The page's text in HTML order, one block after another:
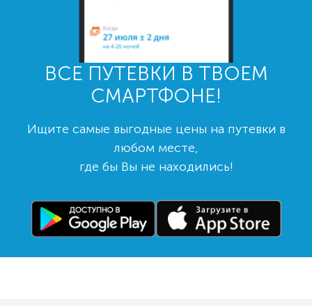
ВСЕ ПУТЕВКИ В ТВОЕМ
СМАРТФОНЕ!
Ищите самые выгодные цены на путевки в
любом месте,
где бы Вы не находились!